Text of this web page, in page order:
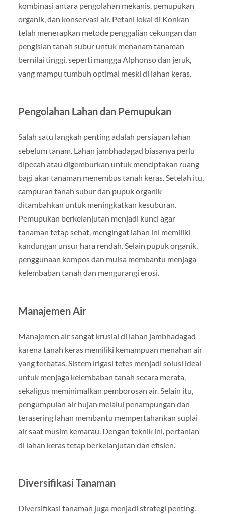
kombinasi antara pengolahan mekanis, pemupukan
organik, dan konservasi air. Petani lokal di Konkan
telah menerapkan metode penggalian cekungan dan
pengisian tanah subur untuk menanam tanaman
bernilai tinggi, seperti mangga Alphonso dan jeruk,
yang mampu tumbuh optimal meski di lahan keras.
Pengolahan Lahan dan Pemupukan
Salah satu langkah penting adalah persiapan lahan
sebelum tanam. Lahan jambhadagad biasanya perlu
dipecah atau digemburkan untuk menciptakan ruang
bagi akar tanaman menembus tanah keras. Setelah itu,
campuran tanah subur dan pupuk organik
ditambahkan untuk meningkatkan kesuburan.
Pemupukan berkelanjutan menjadi kunci agar
tanaman tetap sehat, mengingat lahan ini memiliki
kandungan unsur hara rendah. Selain pupuk organik,
penggunaan kompos dan mulsa membantu menjaga
kelembaban tanah dan mengurangi erosi.
Manajemen Air
Manajemen air sangat krusial di lahan jambhadagad
karena tanah keras memiliki kemampuan menahan air
yang terbatas. Sistem irigasi tetes menjadi solusi ideal
untuk menjaga kelembaban tanah secara merata,
sekaligus meminimalkan pemborosan air. Selain itu,
pengumpulan air hujan melalui penampungan dan
terasering lahan membantu mempertahankan suplai
air saat musim kemarau. Dengan teknik ini, pertanian
di lahan keras tetap berkelanjutan dan efisien.
Diversifikasi Tanaman
Diversifikasi tanaman juga menjadi strategi penting.